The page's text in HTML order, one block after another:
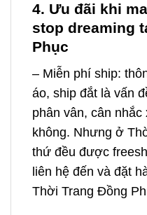
4. Ưu đãi khi
stop dreaming
Phục
– Miễn phí ship:
áo, ship đắt là vấn
phân vân, cân
không. Nhưng ở
thứ đều được
liên hệ đến và đặt
Thời Trang Đồng